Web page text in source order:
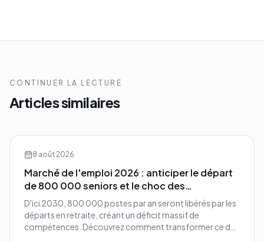
CONTINUER LA LECTURE
Articles similaires
8 août 2026
Marché de l'emploi 2026 : anticiper le départ
de 800 000 seniors et le choc des
compétences
D'ici 2030, 800 000 postes par an seront libérés par les
départs en retraite, créant un déficit massif de
compétences. Découvrez comment transformer ce défi